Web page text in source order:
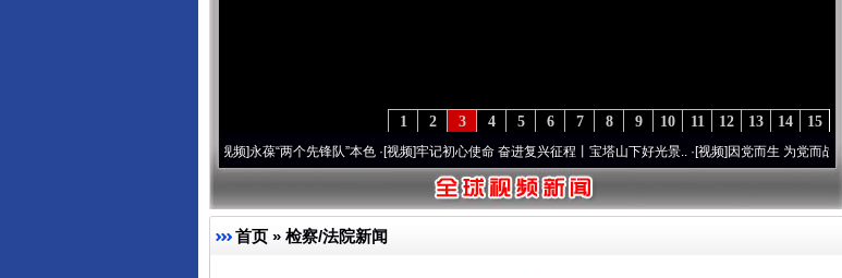
15
14
13
12
11
10
9
8
7
6
5
4
3
2
1
永葆“两个先锋队”本色·[视频]牢记初心使命 奋进复兴征程丨宝塔山下好光景..·[视频]因党而生 为党而战——百年
首页 » 检察/法院新闻